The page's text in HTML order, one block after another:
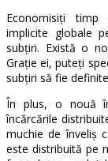
Economisiți
implicite globale
subțiri. Există o
Grație ei, puteți
subțiri să fie
În plus, o nouă
încărcările
muchie de înveliș
este distribuită pe